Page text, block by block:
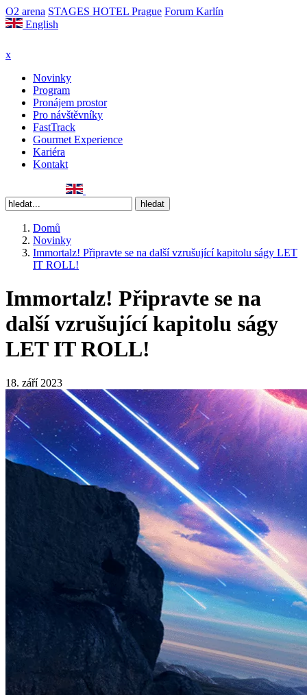
O2 arena STAGES HOTEL Prague Forum Karlín
English
x
Novinky
Program
Pronájem prostor
Pro návštěvníky
FastTrack
Gourmet Experience
Kariéra
Kontakt
Domů
Novinky
Immortalz! Připravte se na další vzrušující kapitolu ságy LET
IT ROLL!
Immortalz! Připravte se na
další vzrušující kapitolu ságy
LET IT ROLL!
18. září 2023